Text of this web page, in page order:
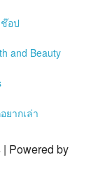
อป
and Beauty
ยากเล่า
Powered by